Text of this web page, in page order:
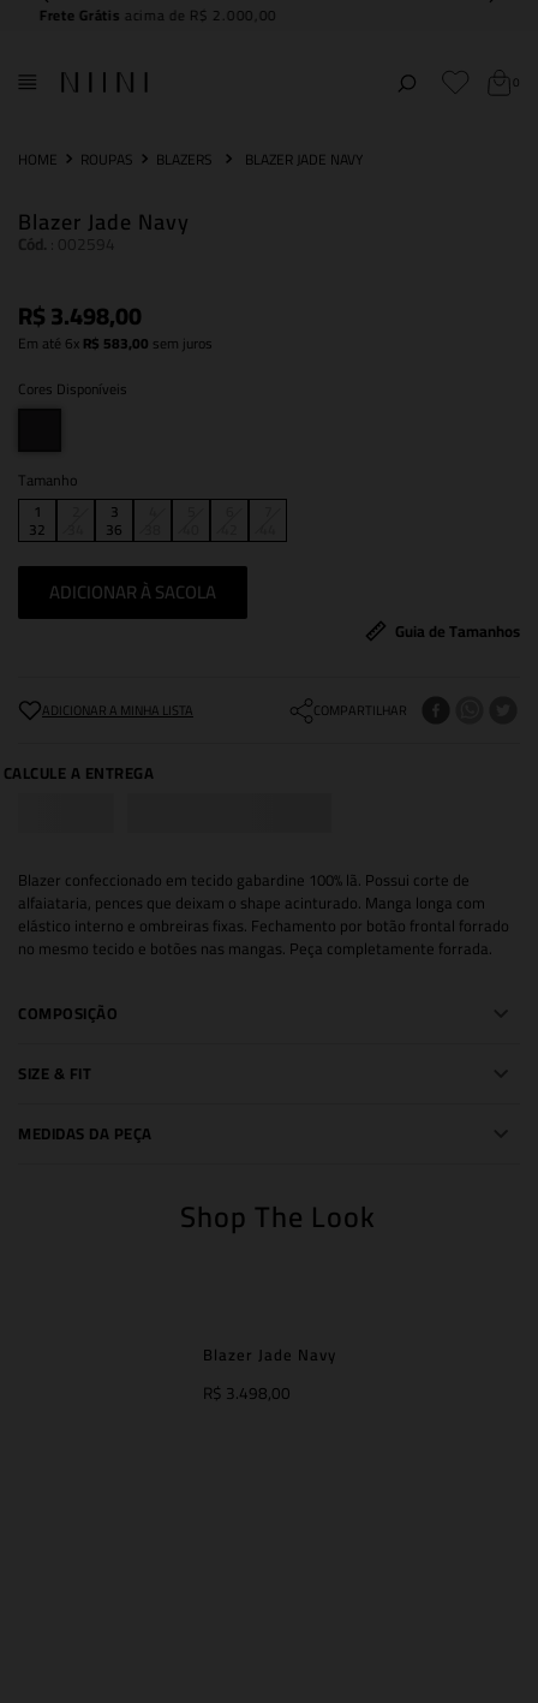
Compre eretire na NIINI JK Iguatemi
0
ROUPAS BLAZERS BLAZER JADE NAVY
Blazer Jade Navy
R$3.498,00
Em até 6xR$ 583,00 sem juros
Cores Disponíveis
Tamanho
1
32
3
36
ADICIONAR À SACOLA
Guia de Tamanhos
COMPARTILHAR
Blazer confeccionado em tecido gabardine 100% lã. Possui corte de
alfaiataria, pences que deixam o shape acinturado. Manga longa com
elástico interno e ombreiras fixas. Fechamento por botão frontal forrado
no mesmo tecido e botões nas mangas. Peça completamente forrada.
COMPOSIÇÃO
SIZE & FIT
MEDIDAS DA PEÇA
Shop The Look
Blazer Jade Navy
R$ 3.498,00